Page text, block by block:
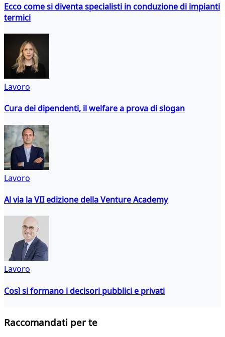
Ecco come si diventa specialisti in conduzione di impianti
termici
Lavoro
Cura dei dipendenti, il welfare a prova di slogan
Lavoro
Al via la VII edizione della Venture Academy
Lavoro
Così si formano i decisori pubblici e privati
Raccomandati per te